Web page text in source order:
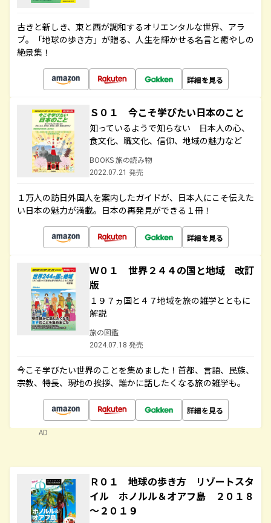
古きと新しき、東と西が調和するオリエンタルな世界、アラ
ブ。「地球の歩き方」が贈る、人生を輝かせる名言と癒やしの
絶景集！
詳細を見る
Ｓ０１ 今こそ学びたい日本のこと
知っているようで知らない 日本人の心、
食文化、職文化、信仰、地域の魅力など
BOOKS 旅の読み物
2022.07.21 発売
１万人の訪日外国人を案内したガイドが、日本人にこそ伝えた
い日本の魅力が満載。日本の再発見ができる１冊！
詳細を見る
Ｗ０１ 世界２４４の国と地域 改訂
版
１９７ヵ国と４７地域を旅の雑学とともに
解説
旅の図鑑
2024.07.18 発売
今こそ学びたい世界のことを集めました！首都、言語、民族、
宗教、特長、現地の挨拶、誰かに話したくなる旅の雑学も。
詳細を見る
AD
Ｒ０１ 地球の歩き方 リゾートスタ
イル ホノルル＆オアフ島 ２０１８
～２０１９